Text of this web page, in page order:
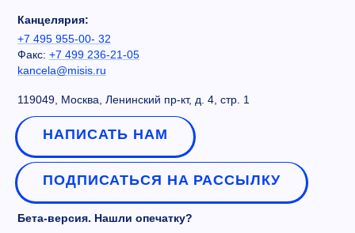
Канцелярия:
+7 495 955-00- 32
Факс: +7 499 236-21-05
kancela@misis.ru
119049, Москва, Ленинский пр-кт, д. 4, стр. 1
НАПИСАТЬ НАМ
ПОДПИСАТЬСЯ НА РАССЫЛКУ
Бета-версия. Нашли опечатку?